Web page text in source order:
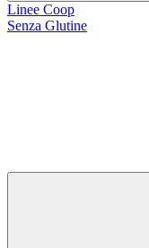
Linee Coop
Senza Glutine